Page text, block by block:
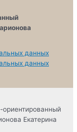
данных
данных
Екатерина